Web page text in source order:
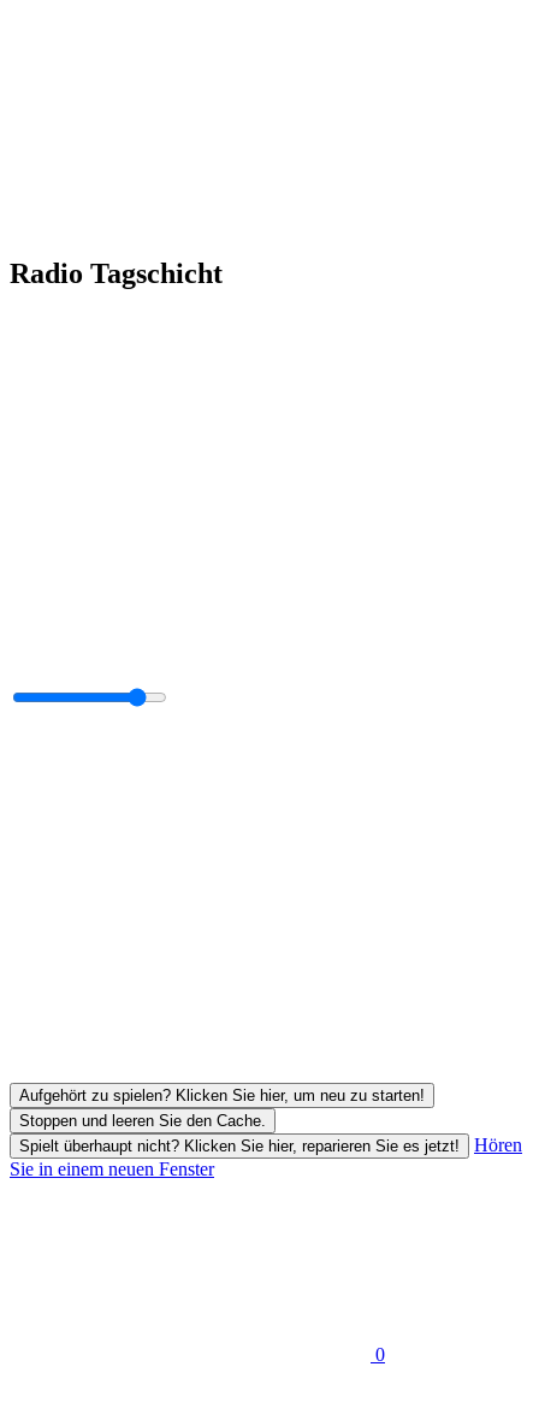
Radio Tagschicht
Aufgehört zu spielen? Klicken Sie hier, um neu zu starten!
Stoppen und leeren Sie den Cache.
Spielt überhaupt nicht? Klicken Sie hier, reparieren Sie es jetzt!
Hören
Sie in einem neuen Fenster
0